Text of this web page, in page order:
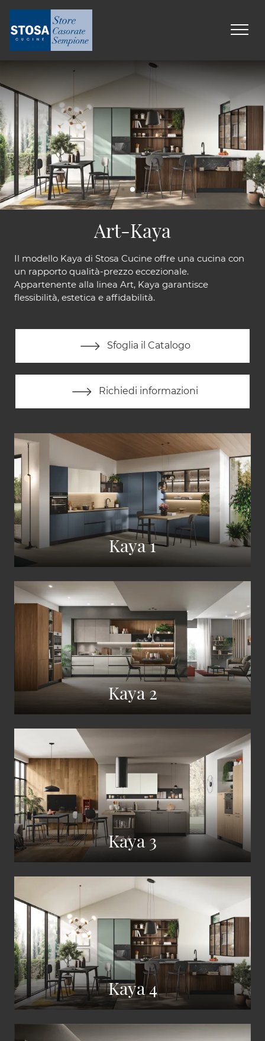
Kaya 1
Kaya 2
Kaya 3
Kaya 4
Art-Kaya
Il modello Kaya di Stosa Cucine offre una cucina con
un rapporto qualità-prezzo eccezionale.
Appartenente alla linea Art, Kaya garantisce
flessibilità, estetica e affidabilità.
Sfoglia il Catalogo
Richiedi informazioni